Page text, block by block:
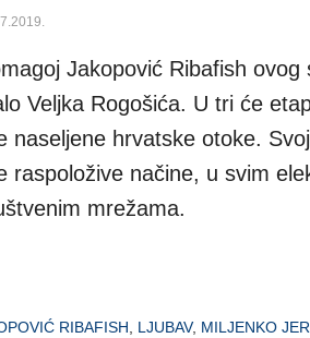
Jakopović Ribafish
Veljka Rogošića. U tri će
naseljene hrvatske otoke.
raspoložive načine, u svim
mrežama.
RIBAFISH, LJUBAV, MILJENKO